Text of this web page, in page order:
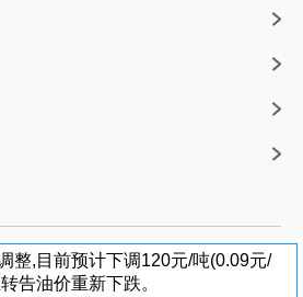
整,目前预计下调120元/吨(0.09元/
告油价重新下跌。